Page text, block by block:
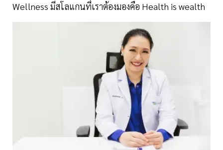
Wellness มีสโลแกนที่เราต้องมองคือ Health is wealth